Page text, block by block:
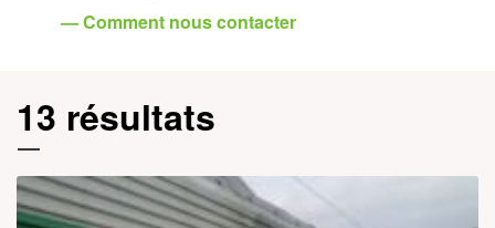
— Comment nous contacter
13 résultats